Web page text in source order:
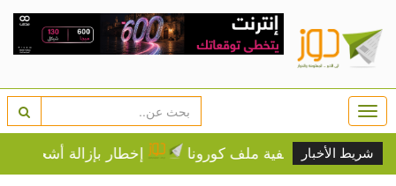
شريط الأخبار
على خلفية ملف كورونا إخطار بإزالة أشجار زيتون